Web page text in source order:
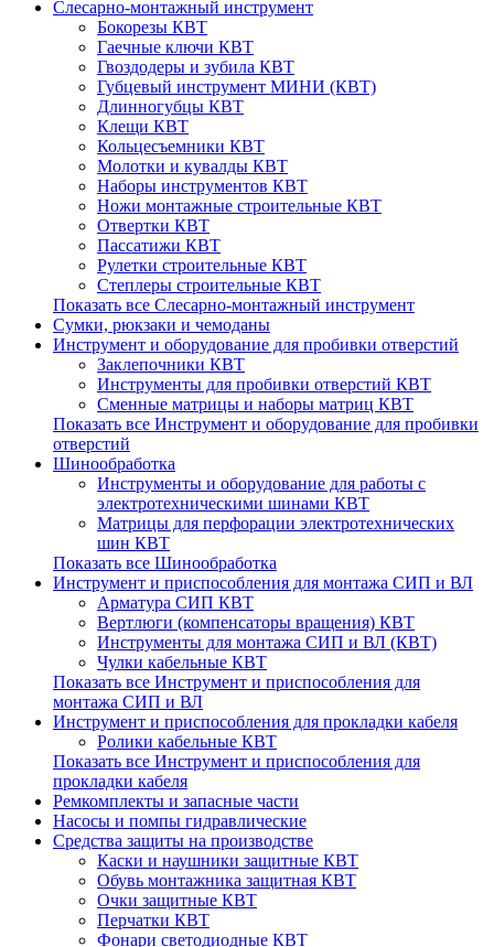
Слесарно-монтажный инструмент
Бокорезы КВТ
Гаечные ключи КВТ
Гвоздодеры и зубила КВТ
Губцевый инструмент МИНИ (КВТ)
Длинногубцы КВТ
Клещи КВТ
Кольцесъемники КВТ
Молотки и кувалды КВТ
Наборы инструментов КВТ
Ножи монтажные строительные КВТ
Отвертки КВТ
Пассатижи КВТ
Рулетки строительные КВТ
Степлеры строительные КВТ
Показать все Слесарно-монтажный инструмент
Сумки, рюкзаки и чемоданы
Инструмент и оборудование для пробивки отверстий
Заклепочники КВТ
Инструменты для пробивки отверстий КВТ
Сменные матрицы и наборы матриц КВТ
Показать все Инструмент и оборудование для пробивки
отверстий
Шинообработка
Инструменты и оборудование для работы с
электротехническими шинами КВТ
Матрицы для перфорации электротехнических
шин КВТ
Показать все Шинообработка
Инструмент и приспособления для монтажа СИП и ВЛ
Арматура СИП КВТ
Вертлюги (компенсаторы вращения) КВТ
Инструменты для монтажа СИП и ВЛ (КВТ)
Чулки кабельные КВТ
Показать все Инструмент и приспособления для
монтажа СИП и ВЛ
Инструмент и приспособления для прокладки кабеля
Ролики кабельные КВТ
Показать все Инструмент и приспособления для
прокладки кабеля
Ремкомплекты и запасные части
Насосы и помпы гидравлические
Средства защиты на производстве
Каски и наушники защитные КВТ
Обувь монтажника защитная КВТ
Очки защитные КВТ
Перчатки КВТ
Фонари светодиодные КВТ